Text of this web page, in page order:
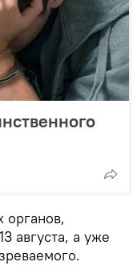
августа, а уже